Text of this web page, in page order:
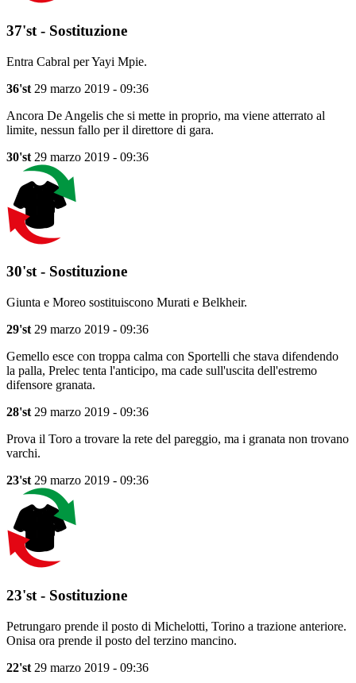
37'st - Sostituzione
Entra Cabral per Yayi Mpie.
36'st 29 marzo 2019 - 09:36
Ancora De Angelis che si mette in proprio, ma viene atterrato al
limite, nessun fallo per il direttore di gara.
30'st 29 marzo 2019 - 09:36
30'st - Sostituzione
Giunta e Moreo sostituiscono Murati e Belkheir.
29'st 29 marzo 2019 - 09:36
Gemello esce con troppa calma con Sportelli che stava difendendo
la palla, Prelec tenta l'anticipo, ma cade sull'uscita dell'estremo
difensore granata.
28'st 29 marzo 2019 - 09:36
Prova il Toro a trovare la rete del pareggio, ma i granata non trovano
varchi.
23'st 29 marzo 2019 - 09:36
23'st - Sostituzione
Petrungaro prende il posto di Michelotti, Torino a trazione anteriore.
Onisa ora prende il posto del terzino mancino.
22'st 29 marzo 2019 - 09:36